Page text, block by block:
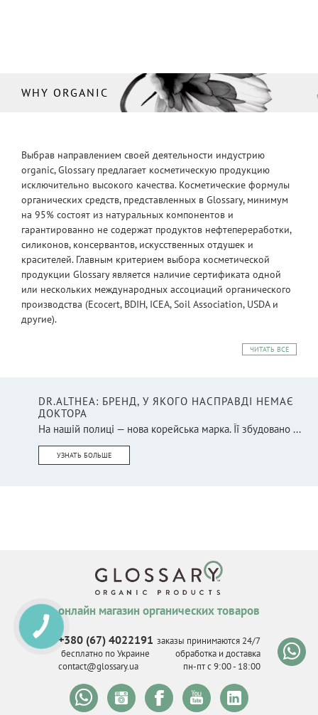
WHY ORGANIC
Выбрав направлением своей деятельности индустрию
organic, Glossary предлагает косметическую продукцию
исключительно высокого качества. Косметические формулы
органических средств, представленных в Glossary, минимум
на 95% состоят из натуральных компонентов и
гарантированно не содержат продуктов нефтепереработки,
силиконов, консервантов, искусственных отдушек и
красителей. Главным критерием выбора косметической
продукции Glossary является наличие сертификата одной
или нескольких международных ассоциаций органического
производства (Ecocert, BDIH, ICEA, Soil Association, USDA и
другие).
ЧИТАТЬ ВСЕ
DR.ALTHEA: БРЕНД, У ЯКОГО НАСПРАВДІ НЕМАЄ
ДОКТОРА
На нашій полиці — нова корейська марка. Її збудовано ...
УЗНАТЬ БОЛЬШЕ
онлайн магазин органических товаров
+380 (67) 4022191
бесплатно по Украине
contact@glossary.ua
заказы принимаются 24/7
обработка и доставка
пн-пт с 9:00 - 18:00
КНОПКА
СВЯЗИ